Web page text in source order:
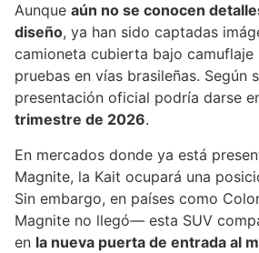
Aunque aún no se conocen
diseño, ya han sido captadas
camioneta cubierta bajo camuflaje
pruebas en vías brasileñas. Según
presentación oficial podría darse
trimestre de 2026.
En mercados donde ya está
Magnite, la Kait ocupará una
Sin embargo, en países como
Magnite no llegó— esta SUV
en la nueva puerta de entrada al